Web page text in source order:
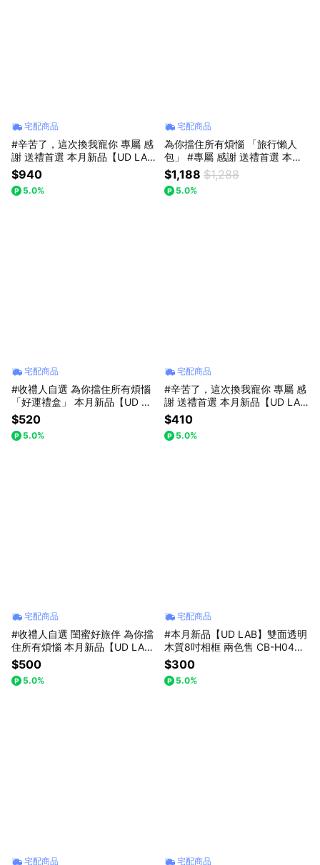
宅配商品
#辛苦了，這次換我寵你 專屬 感
謝 送禮首選 本月新品【UD LA
B】北極熊坐姿收納托盤 CB-H0
4030
$940
5.0%
宅配商品
為你擋住所有煩惱 「旅行懶人
包」 #專屬 感謝 送禮首選 本月
新品【UD LAB】旅途舒適 懶人
包
$1,188 $1,288
5.0%
宅配商品
#收禮人自選 為你擋住所有煩惱
「好運禮盒」 本月新品【UD LA
B】動物趴趴擴香石｜日本原廠
DECOLE Yururi Biyori Utatane
正貨｜（貓咪/柴犬/水豚/水獺）
$520
5.0%
宅配商品
#辛苦了，這次換我寵你 專屬 感
謝 送禮首選 本月新品【UD LA
B】日式束口收納餐袋｜便當
袋・午餐袋・上班上學手提餐袋
兩色售 CB-B05001
$410
5.0%
宅配商品
#收禮人自選 閨蜜好旅伴 為你擋
住所有煩惱 本月新品【UD LA
B】提陶瓷內膽保溫杯700ml 三
色售 CB-H02018
$500
5.0%
宅配商品
#本月新品【UD LAB】雙面透明
木質8吋相框 兩色售 CB-H0403
7
$300
5.0%
宅配商品 宅配商品